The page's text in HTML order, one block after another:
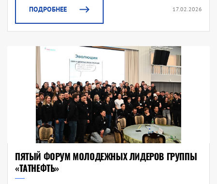
ПОДРОБНЕЕ 17.02.2026
ПЯТЫЙ ФОРУМ МОЛОДЕЖНЫХ ЛИДЕРОВ ГРУППЫ
«ТАТНЕФТЬ»